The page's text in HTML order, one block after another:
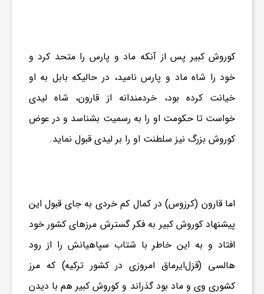
کوروش کبیر پس از آنکه ماد و پارس را متحد کرد و
خود را شاه ماد و پارس نامید، در حالیکه بابل به او
خیانت کرده بود، خردمندانه از قارون، شاه لیدی
خواست تا حکومت او را به رسمیت بشناسد و در عوض
کوروش بزرگ نیز سلطنت او را بر لیدی قبول نماید.
اما قارون (کرزوس) در کمال کم خردی به جای قبول این
پیشنهاد کوروش کبیر به فکر گسترش مرزهای کشور خود
افتاد و به این خاطر با شتاب سپاهیانش را از رود
هالسی (قزل‌ایرماق امروزی در کشور ترکیه) که مرز
کشوری وی و ماد بود گذراند و کوروش کبیر هم با دیدن